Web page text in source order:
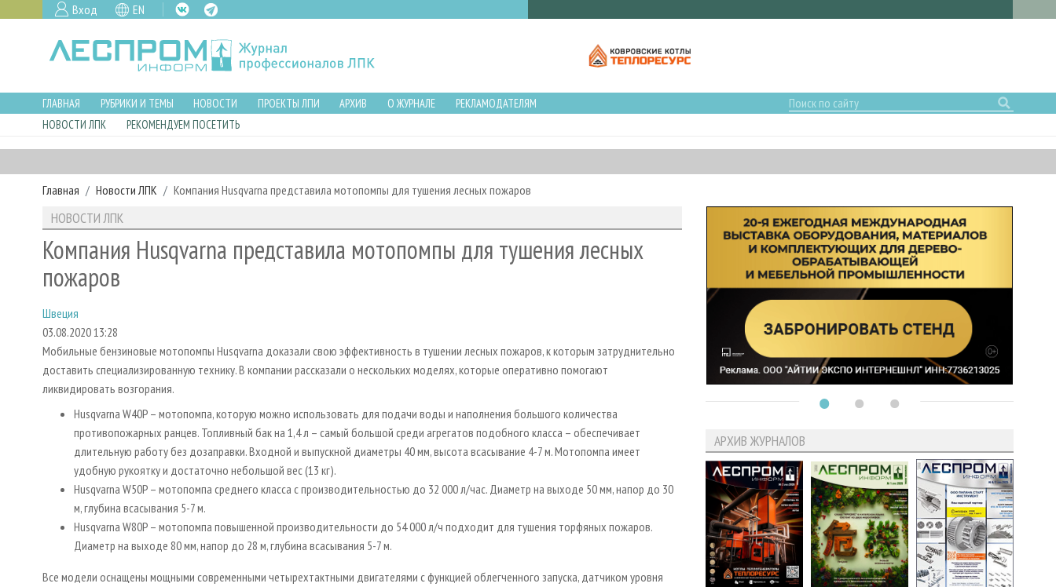
Вход EN
ГЛАВНАЯ РУБРИКИ И ТЕМЫ НОВОСТИ ПРОЕКТЫ ЛПИ АРХИВ О ЖУРНАЛЕ
РЕКЛАМОДАТЕЛЯМ
НОВОСТИ ЛПК
РЕКОМЕНДУЕМ ПОСЕТИТЬ
Главная Новости ЛПК Компания Husqvarna представила мотопомпы для тушения лесных пожаров
НОВОСТИ ЛПК
Компания Husqvarna представила мотопомпы для тушения лесных
пожаров
Швеция
03.08.2020 13:28
Мобильные бензиновые мотопомпы Husqvarna доказали свою эффективность в тушении лесных пожаров, к которым затруднительно
доставить специализированную технику. В компании рассказали о нескольких моделях, которые оперативно помогают
ликвидировать возгорания.
Husqvarna W40P – мотопомпа, которую можно использовать для подачи воды и наполнения большого количества
противопожарных ранцев. Топливный бак на 1,4 л – самый большой среди агрегатов подобного класса – обеспечивает
длительную работу без дозаправки. Входной и выпускной диаметры 40 мм, высота всасывание 4-7 м. Мотопомпа имеет
удобную рукоятку и достаточно небольшой вес (13 кг).
Husqvarna W50P – мотопомпа среднего класса с производительностью до 32 000 л/час. Диаметр на выходе 50 мм, напор до 30
м, глубина всасывания 5-7 м.
Husqvarna W80P – мотопомпа повышенной производительности до 54 000 л/ч подходит для тушения торфяных пожаров.
Диаметр на выходе 80 мм, напор до 28 м, глубина всасывания 5-7 м.
Все модели оснащены мощными современными четырехтактными двигателями с функцией облегченного запуска, датчиком уровня
АРХИВ ЖУРНАЛОВ